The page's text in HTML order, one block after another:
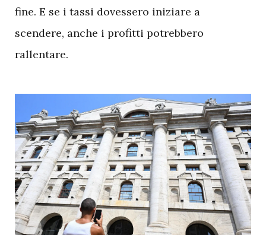
fine. E se i tassi dovessero iniziare a
scendere, anche i profitti potrebbero
rallentare.